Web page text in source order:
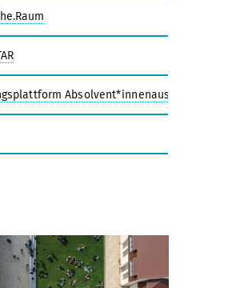
Absolvent*innenausstellung